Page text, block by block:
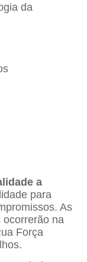
da
a
para
As
na
Força